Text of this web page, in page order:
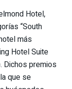
Hotel,
“South
más
Hotel Suite
Dichos premios
que se